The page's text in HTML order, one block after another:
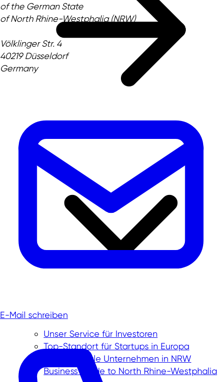
Unser Service für Investoren
Top-Standort für Startups in Europa
Internationale Unternehmen in NRW
Business Guide to North Rhine-Westphalia
of the German State
of North Rhine-Westphalia (NRW)
Völklinger Str. 4
40219 Düsseldorf
Germany
E-Mail schreiben